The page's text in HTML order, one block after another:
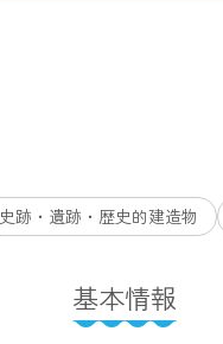
史跡・遺跡・歴史的建造物
基本情報